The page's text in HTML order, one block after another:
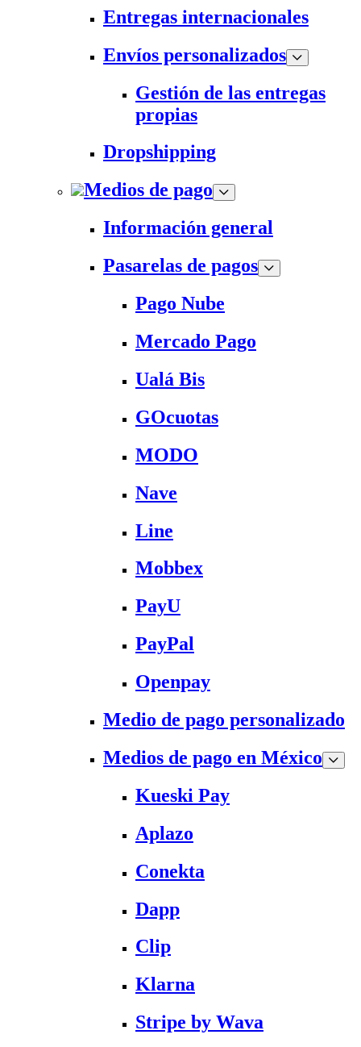
Entregas internacionales
Envíos personalizados
Gestión de las entregas
propias
Dropshipping
Medios de pago
Información general
Pasarelas de pagos
Pago Nube
Mercado Pago
Ualá Bis
GOcuotas
MODO
Nave
Line
Mobbex
PayU
PayPal
Openpay
Medio de pago personalizado
Medios de pago en México
Kueski Pay
Aplazo
Conekta
Dapp
Clip
Klarna
Stripe by Wava